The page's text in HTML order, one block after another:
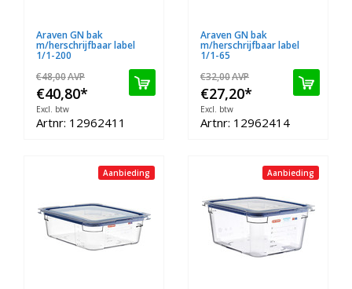
Araven GN bak
m/herschrijfbaar label
1/1-200
€48,00AVP
€40,80*
Excl. btw
Artnr: 12962411
Araven GN bak
m/herschrijfbaar label
1/1-65
€32,00AVP
€27,20*
Excl. btw
Artnr: 12962414
Aanbieding Aanbieding